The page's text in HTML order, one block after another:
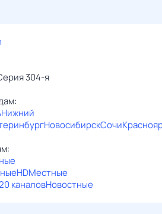
304-я
Нижний
НовосибирскСочи
HDМестные
каналовНовостные